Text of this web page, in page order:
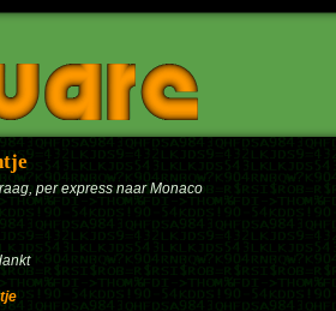
per express naar Monaco